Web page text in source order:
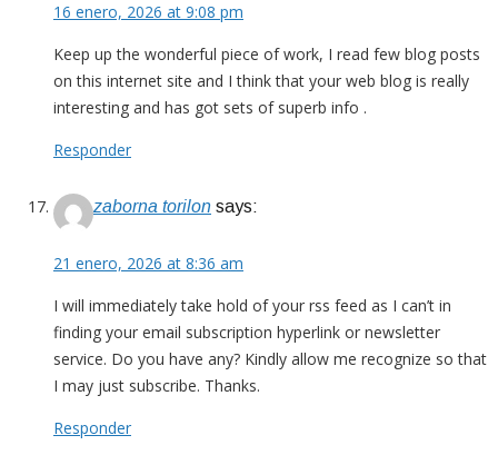
16 enero, 2026 at 9:08 pm
Keep up the wonderful piece of work, I read few blog posts
on this internet site and I think that your web blog is really
interesting and has got sets of superb info .
Responder
zaborna torilon says:
21 enero, 2026 at 8:36 am
I will immediately take hold of your rss feed as I can’t in
finding your email subscription hyperlink or newsletter
service. Do you have any? Kindly allow me recognize so that
I may just subscribe. Thanks.
Responder